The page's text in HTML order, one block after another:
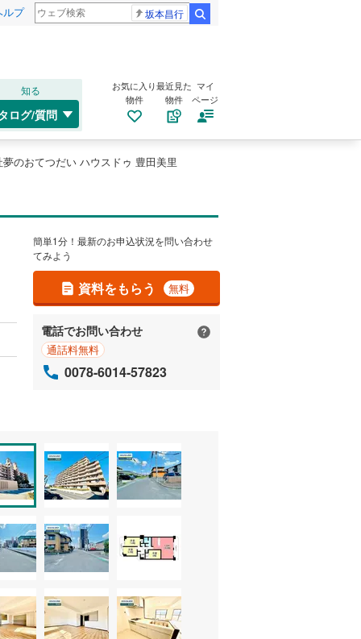
ルプ 坂本昌行
知る
ログ/質問
お気に入り
物件
最近見た
物件
マイ
ページ
のおてつだい ハウスドゥ 豊田美里
簡単1分！最新のお申込状況を問い合わせ
てみよう
資料をもらう 無料
電話でお問い合わせ
通話料無料
0078-6014-57823